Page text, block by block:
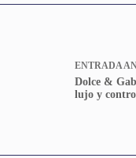
ENTRADA
Dolce &
lujo y